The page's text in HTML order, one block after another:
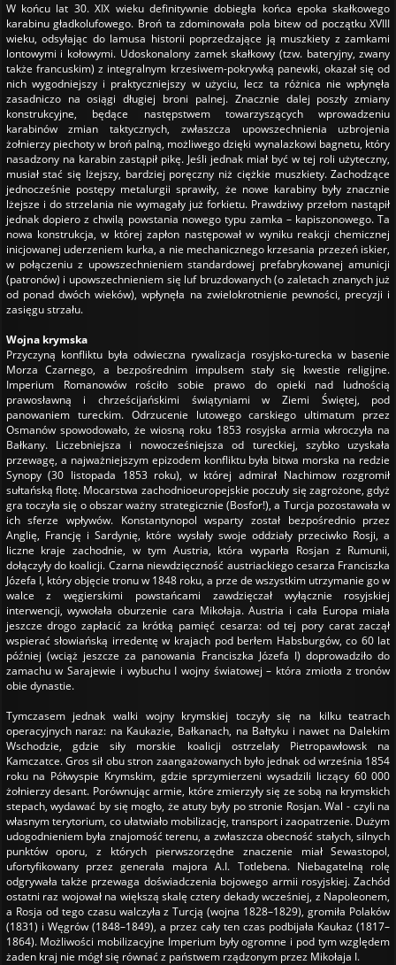
W końcu lat 30. XIX wieku definitywnie dobiegła końca epoka skałkowego
karabinu gładkolufowego. Broń ta zdominowała pola bitew od początku XVIII
wieku, odsyłając do lamusa historii poprzedzające ją muszkiety z zamkami
lontowymi i kołowymi. Udoskonalony zamek skałkowy (tzw. bateryjny, zwany
także francuskim) z integralnym krzesiwem-pokrywką panewki, okazał się od
nich wygodniejszy i praktyczniejszy w użyciu, lecz ta różnica nie wpłynęła
zasadniczo na osiągi długiej broni palnej. Znacznie dalej poszły zmiany
konstrukcyjne, będące następstwem towarzyszących wprowadzeniu
karabinów zmian taktycznych, zwłaszcza upowszechnienia uzbrojenia
żołnierzy piechoty w broń palną, możliwego dzięki wynalazkowi bagnetu, który
nasadzony na karabin zastąpił pikę. Jeśli jednak miał być w tej roli użyteczny,
musiał stać się lżejszy, bardziej poręczny niż ciężkie muszkiety. Zachodzące
jednocześnie postępy metalurgii sprawiły, że nowe karabiny były znacznie
lżejsze i do strzelania nie wymagały już forkietu. Prawdziwy przełom nastąpił
jednak dopiero z chwilą powstania nowego typu zamka – kapiszonowego. Ta
nowa konstrukcja, w której zapłon następował w wyniku reakcji chemicznej
inicjowanej uderzeniem kurka, a nie mechanicznego krzesania przezeń iskier,
w połączeniu z upowszechnieniem standardowej prefabrykowanej amunicji
(patronów) i upowszechnieniem się luf bruzdowanych (o zaletach znanych już
od ponad dwóch wieków), wpłynęła na zwielokrotnienie pewności, precyzji i
zasięgu strzału.
Wojna krymska
Przyczyną konfliktu była odwieczna rywalizacja rosyjsko-turecka w basenie
Morza Czarnego, a bezpośrednim impulsem stały się kwestie religijne.
Imperium Romanowów rościło sobie prawo do opieki nad ludnością
prawosławną i chrześcijańskimi świątyniami w Ziemi Świętej, pod
panowaniem tureckim. Odrzucenie lutowego carskiego ultimatum przez
Osmanów spowodowało, że wiosną roku 1853 rosyjska armia wkroczyła na
Bałkany. Liczebniejsza i nowocześniejsza od tureckiej, szybko uzyskała
przewagę, a najważniejszym epizodem konfliktu była bitwa morska na redzie
Synopy (30 listopada 1853 roku), w której admirał Nachimow rozgromił
sułtańską flotę. Mocarstwa zachodnioeuropejskie poczuły się zagrożone, gdyż
gra toczyła się o obszar ważny strategicznie (Bosfor!), a Turcja pozostawała w
ich sferze wpływów. Konstantynopol wsparty został bezpośrednio przez
Anglię, Francję i Sardynię, które wysłały swoje oddziały przeciwko Rosji, a
liczne kraje zachodnie, w tym Austria, która wyparła Rosjan z Rumunii,
dołączyły do koalicji. Czarna niewdzięczność austriackiego cesarza Franciszka
Józefa I, który objęcie tronu w 1848 roku, a prze de wszystkim utrzymanie go w
walce z węgierskimi powstańcami zawdzięczał wyłącznie rosyjskiej
interwencji, wywołała oburzenie cara Mikołaja. Austria i cała Europa miała
jeszcze drogo zapłacić za krótką pamięć cesarza: od tej pory carat zaczął
wspierać słowiańską irredentę w krajach pod berłem Habsburgów, co 60 lat
później (wciąż jeszcze za panowania Franciszka Józefa I) doprowadziło do
zamachu w Sarajewie i wybuchu I wojny światowej – która zmiotła z tronów
obie dynastie.
Tymczasem jednak walki wojny krymskiej toczyły się na kilku teatrach
operacyjnych naraz: na Kaukazie, Bałkanach, na Bałtyku i nawet na Dalekim
Wschodzie, gdzie siły morskie koalicji ostrzelały Pietropawłowsk na
Kamczatce. Gros sił obu stron zaangażowanych było jednak od września 1854
roku na Półwyspie Krymskim, gdzie sprzymierzeni wysadzili liczący 60 000
żołnierzy desant. Porównując armie, które zmierzyły się ze sobą na krymskich
stepach, wydawać by się mogło, że atuty były po stronie Rosjan. Wal - czyli na
własnym terytorium, co ułatwiało mobilizację, transport i zaopatrzenie. Dużym
udogodnieniem była znajomość terenu, a zwłaszcza obecność stałych, silnych
punktów oporu, z których pierwszorzędne znaczenie miał Sewastopol,
ufortyfikowany przez generała majora A.I. Totlebena. Niebagatelną rolę
odgrywała także przewaga doświadczenia bojowego armii rosyjskiej. Zachód
ostatni raz wojował na większą skalę cztery dekady wcześniej, z Napoleonem,
a Rosja od tego czasu walczyła z Turcją (wojna 1828–1829), gromiła Polaków
(1831) i Węgrów (1848–1849), a przez cały ten czas podbijała Kaukaz (1817–
1864). Możliwości mobilizacyjne Imperium były ogromne i pod tym względem
żaden kraj nie mógł się równać z państwem rządzonym przez Mikołaja I.